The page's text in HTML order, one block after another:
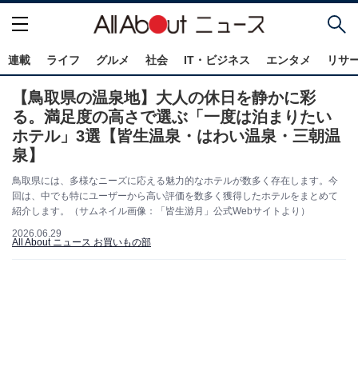
連載 ライフ グルメ 社会 IT・ビジネス エンタメ リサ
【鳥取県の温泉地】大人の休日を静かに彩
る。満足度の高さで選ぶ「一度は泊まりたい
ホテル」3選【皆生温泉・はわい温泉・三朝温
泉】
鳥取県には、多様なニーズに応える魅力的なホテルが数多く存在します。今
回は、中でも特にユーザーから高い評価を数多く獲得したホテルをまとめて
紹介します。（サムネイル画像：「皆生游月」公式Webサイトより）
2026.06.29
All About ニュース お買いもの部